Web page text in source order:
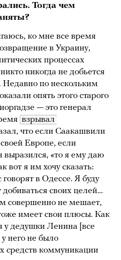
Тогда чем
ко мне все время
в Украину,
процессах
никогда не добьется
Недавно по нескольким
опять этого старого
— это генерал
взрывал
что если Саакашвили
Европе, если
выразился, «то я ему даю
вот я им хочу сказать:
в Одессе. Я буду
своих целей…
совершенно не мешает,
имеет свои плюсы. Как
у дедушки Ленина [все
у него не было
средств коммуникации